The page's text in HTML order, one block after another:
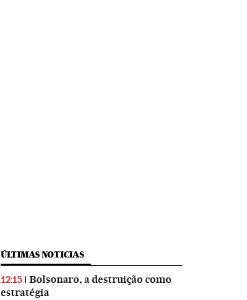
ÚLTIMAS NOTICIAS
12:15
Bolsonaro, a destruição como
estratégia